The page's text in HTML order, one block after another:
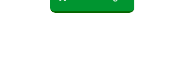
verduisterend